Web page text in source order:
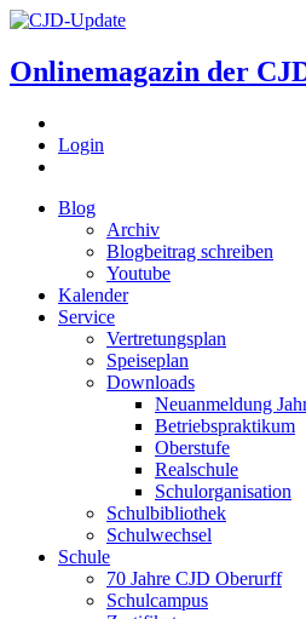
Onlinemagazin der
Login
Blog
Archiv
Blogbeitrag schreiben
Youtube
Kalender
Service
Vertretungsplan
Speiseplan
Downloads
Neuanmeldung
Betriebspraktikum
Oberstufe
Realschule
Schulorganisation
Schulbibliothek
Schulwechsel
Schule
70 Jahre CJD Oberurff
Schulcampus